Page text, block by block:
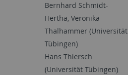
Bernhard Schmidt-
Hertha, Veronika
Thalhammer (Universität
Tübingen)
Hans Thiersch
(Universität Tübingen)